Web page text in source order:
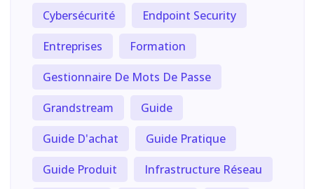
Cybersécurité
Endpoint Security
Entreprises
Formation
Gestionnaire De Mots De Passe
Grandstream
Guide
Guide D'achat
Guide Pratique
Guide Produit
Infrastructure Réseau